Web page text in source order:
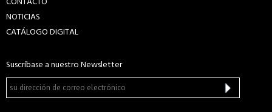
NOTICIAS
CATÁLOGO DIGITAL
Suscríbase a nuestro Newsletter